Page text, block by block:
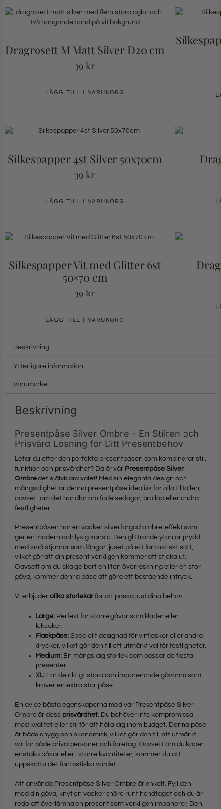
Dragrosett M Matt Silver D20 cm
39 kr
LÄGG TILL I VARUKORG
Silkespapper 4st Silver 50x70cm
39 kr
LÄGG TILL I VARUKORG
Silkespapper Vit med Glitter 6st
50×70 cm
39 kr
LÄGG TILL I VARUKORG
Beskrivning
Ytterligare information
Varumärke
Beskrivning
Presentpåse Silver Ombre – En Stilren och
Prisvärd Lösning för Ditt Presentbehov
Letar du efter den perfekta presentpåsen som kombinerar stil,
funktion och prisvärdhet? Då är vår Presentpåse Silver
Ombre det självklara valet! Med sin eleganta design och
mångsidighet är denna presentpåse idealisk för alla tillfällen,
oavsett om det handlar om födelsedagar, bröllop eller andra
festligheter.
Presentpåsen har en vacker silverfärgad ombre-effekt som
ger en modern och lyxig känsla. Den glittrande ytan är prydd
med små stjärnor som fångar ljuset på ett fantastiskt sätt,
vilket gör att din present verkligen kommer att sticka ut.
Oavsett om du ska ge bort en liten överraskning eller en stor
gåva, kommer denna påse att göra ett bestående intryck.
Vi erbjuder olika storlekar för att passa just dina behov:
Large: Perfekt för större gåvor som kläder eller
leksaker.
Flaskpåse: Speciellt designad för vinflaskor eller andra
drycker, vilket gör den till ett utmärkt val för festligheter.
Medium: En mångsidig storlek som passar de flesta
presenter.
XL: För de riktigt stora och imponerande gåvorna som
kräver en extra stor påse.
En av de bästa egenskaperna med vår Presentpåse Silver
Ombre är dess prisvärdhet. Du behöver inte kompromissa
med kvalitet eller stil för att hålla dig inom budget. Denna påse
är både snygg och ekonomisk, vilket gör den till ett utmärkt
val för både privatpersoner och företag. Oavsett om du köper
enstaka påsar eller i större kvantiteter, kommer du att
uppskatta det fantastiska värdet.
Att använda Presentpåse Silver Ombre är enkelt. Fyll den
med din gåva, knyt en vacker snöre runt handtaget och du är
redo att överlämna en present som verkligen imponerar. Den